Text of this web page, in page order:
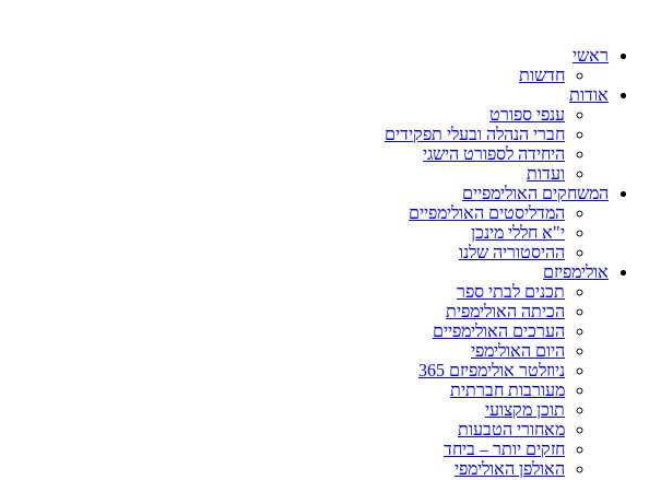
ראשי
חדשות
אודות
ענפי ספורט
חברי הנהלה ובעלי תפקידים
היחידה לספורט הישגי
ועדות
המשחקים האולימפיים
המדליסטים האולימפיים
י"א חללי מינכן
ההיסטוריה שלנו
אולימפיזם
תכנים לבתי ספר
הכיתה האולימפית
הערכים האולימפיים
היום האולימפי
ניוזלטר אולימפיזם 365
מעורבות חברתית
תוכן מקצועי
מאחורי הטבעות
חזקים יותר – ביחד
האולפן האולימפי